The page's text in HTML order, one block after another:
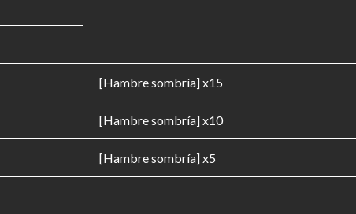
[Hambre sombría] x15
[Hambre sombría] x10
[Hambre sombría] x5